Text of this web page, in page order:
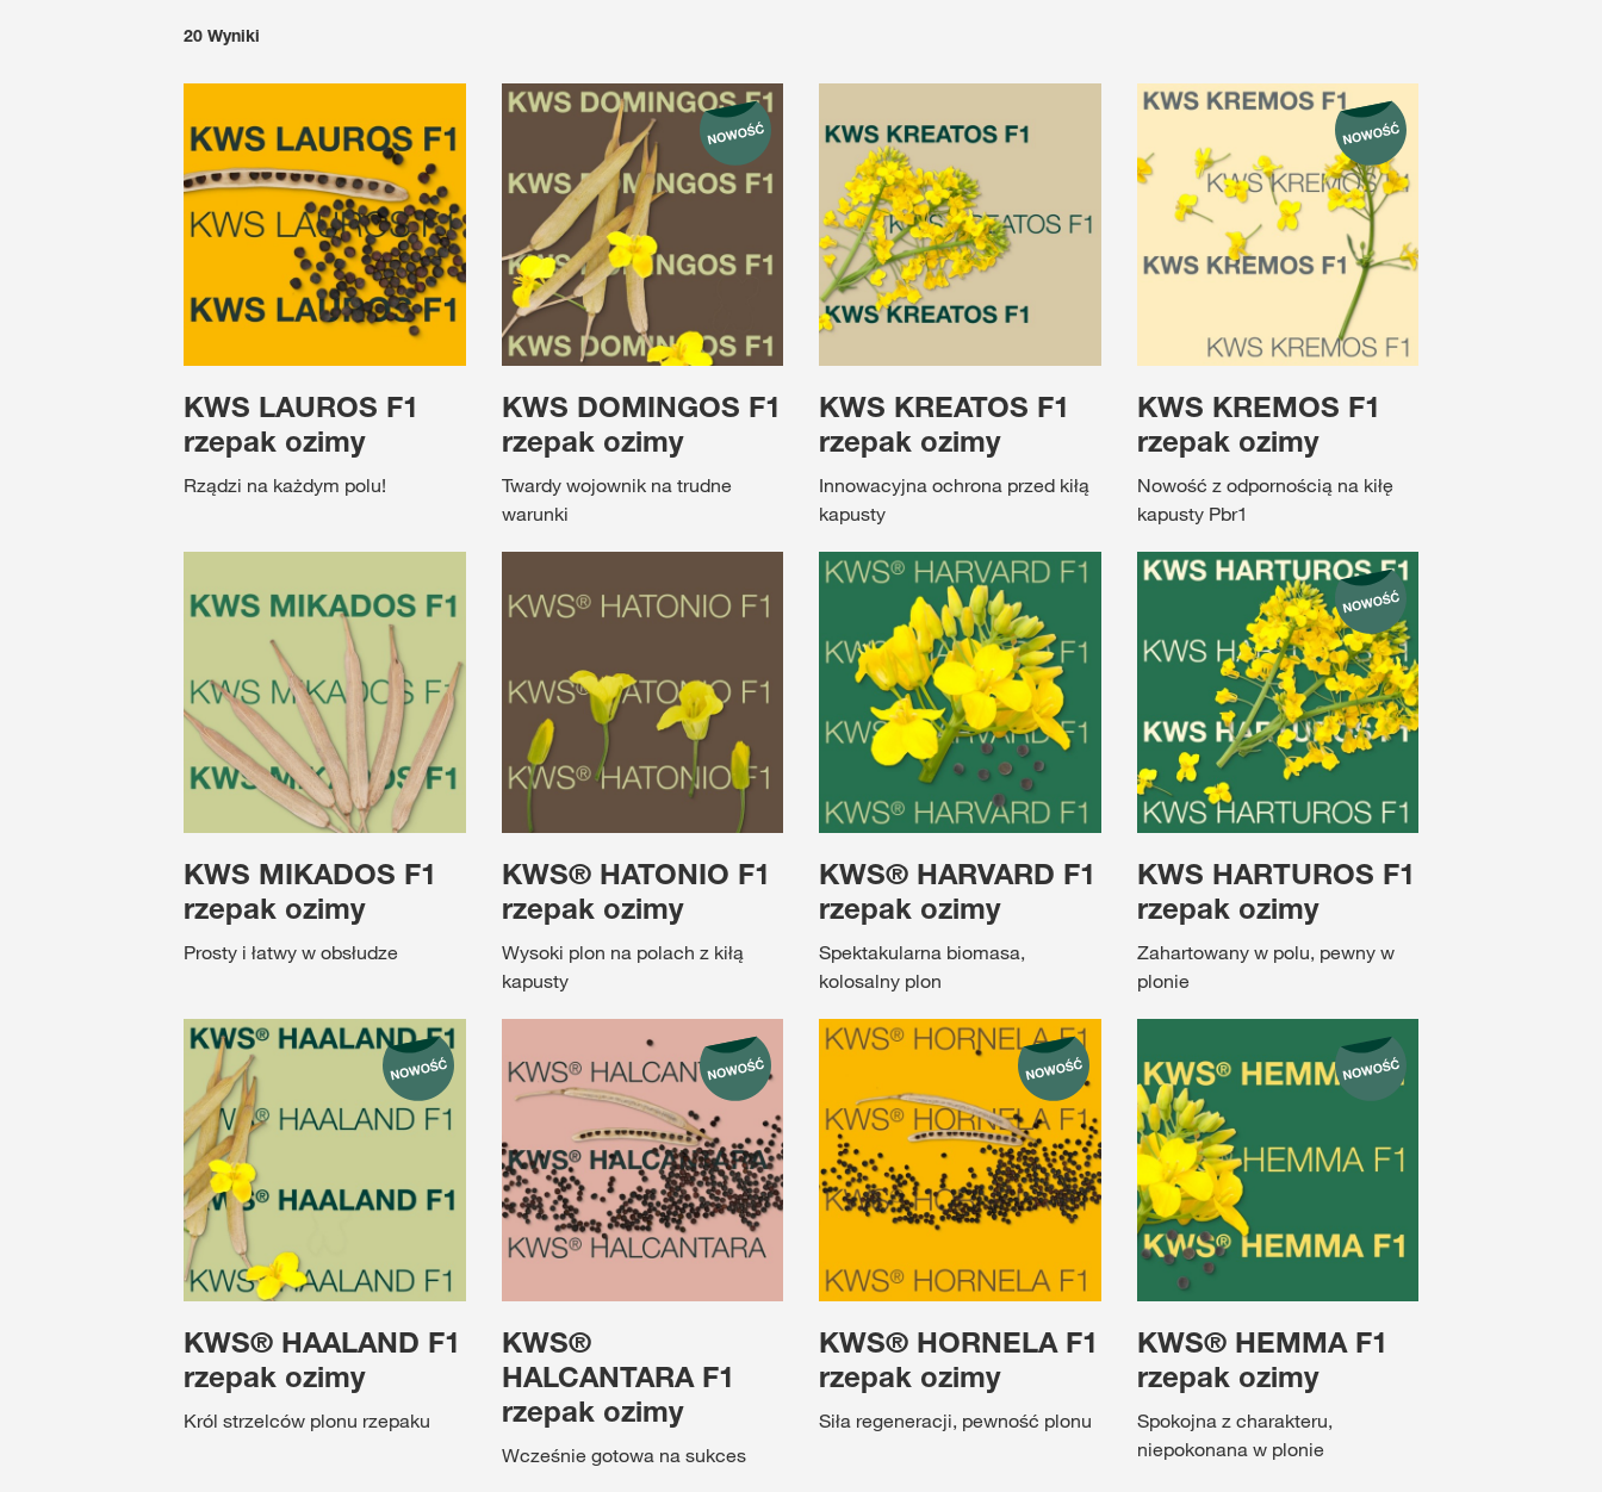
20 Wyniki
KWS LAUROS F1
rzepak ozimy
Rządzi na każdym polu!
KWS DOMINGOS F1
rzepak ozimy
Twardy wojownik na trudne
warunki
KWS KREATOS F1
rzepak ozimy
Innowacyjna ochrona przed kiłą
kapusty
KWS KREMOS F1
rzepak ozimy
Nowość z odpornością na kiłę
kapusty Pbr1
KWS MIKADOS F1
rzepak ozimy
Prosty i łatwy w obsłudze
KWS® HATONIO F1
rzepak ozimy
Wysoki plon na polach z kiłą
kapusty
KWS® HARVARD F1
rzepak ozimy
Spektakularna biomasa,
kolosalny plon
KWS HARTUROS F1
rzepak ozimy
Zahartowany w polu, pewny w
plonie
KWS® HAALAND F1
rzepak ozimy
Król strzelców plonu rzepaku
KWS®
HALCANTARA F1
rzepak ozimy
Wcześnie gotowa na sukces
KWS® HORNELA F1
rzepak ozimy
Siła regeneracji, pewność plonu
KWS® HEMMA F1
rzepak ozimy
Spokojna z charakteru,
niepokonana w plonie